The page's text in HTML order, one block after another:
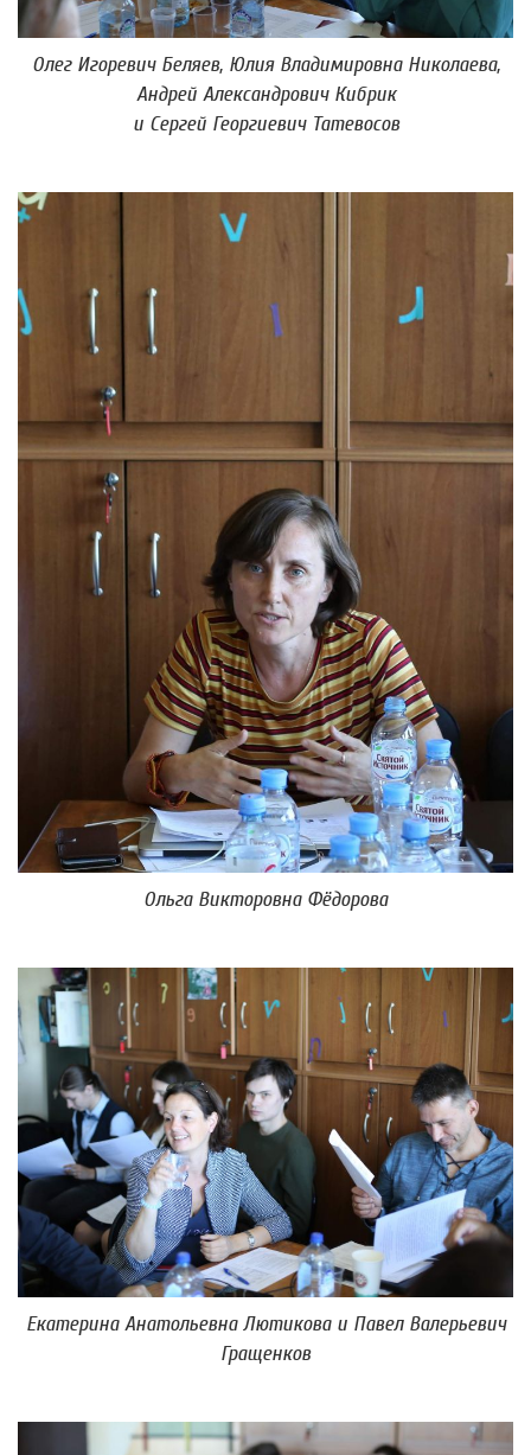
Олег Игоревич Беляев, Юлия Владимировна Николаева,
Андрей Александрович Кибрик
и Сергей Георгиевич Татевосов
Ольга Викторовна Фёдорова
Екатерина Анатольевна Лютикова и Павел Валерьевич
Гращенков